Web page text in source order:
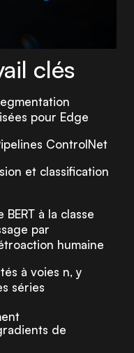
clés
pour Edge
ControlNet
et classification
à la classe
par
humaine
à voies n, y
séries
de